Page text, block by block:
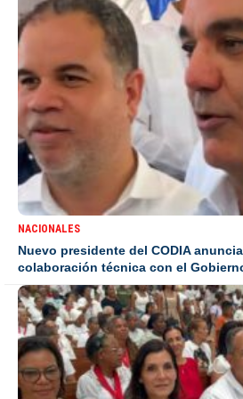
NACIONALES
Nuevo presidente del CODIA
colaboración técnica con el